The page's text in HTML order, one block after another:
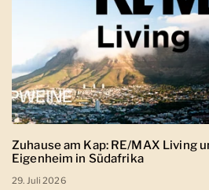
Zuhause am Kap: RE/MAX Living
Eigenheim in Südafrika
29. Juli 2026